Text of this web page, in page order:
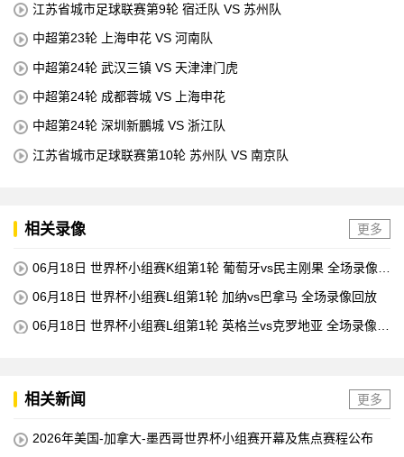
江苏省城市足球联赛第9轮 宿迁队 VS 苏州队
中超第23轮 上海申花 VS 河南队
中超第24轮 武汉三镇 VS 天津津门虎
中超第24轮 成都蓉城 VS 上海申花
中超第24轮 深圳新鵬城 VS 浙江队
江苏省城市足球联赛第10轮 苏州队 VS 南京队
相关录像 更多
06月18日 世界杯小组赛K组第1轮 葡萄牙vs民主刚果 全场录像回
06月18日 世界杯小组赛L组第1轮 加纳vs巴拿马 全场录像回放
06月18日 世界杯小组赛L组第1轮 英格兰vs克罗地亚 全场录像回
相关新闻 更多
2026年美国-加拿大-墨西哥世界杯小组赛开幕及焦点赛程公布